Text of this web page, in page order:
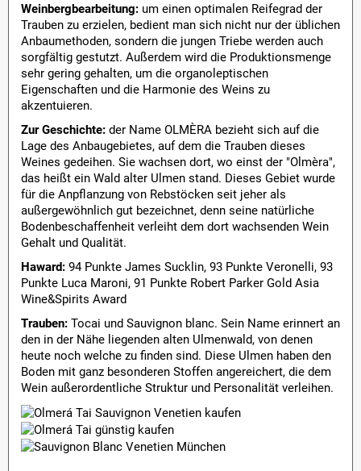
Weinbergbearbeitung: um einen optimalen Reifegrad der
Trauben zu erzielen, bedient man sich nicht nur der üblichen
Anbaumethoden, sondern die jungen Triebe werden auch
sorgfältig gestutzt. Außerdem wird die Produktionsmenge
sehr gering gehalten, um die organoleptischen
Eigenschaften und die Harmonie des Weins zu
akzentuieren.
Zur Geschichte: der Name OLMÈRA bezieht sich auf die
Lage des Anbaugebietes, auf dem die Trauben dieses
Weines gedeihen. Sie wachsen dort, wo einst der "Olmèra",
das heißt ein Wald alter Ulmen stand. Dieses Gebiet wurde
für die Anpflanzung von Rebstöcken seit jeher als
außergewöhnlich gut bezeichnet, denn seine natürliche
Bodenbeschaffenheit verleiht dem dort wachsenden Wein
Gehalt und Qualität.
Haward: 94 Punkte James Sucklin, 93 Punkte Veronelli, 93
Punkte Luca Maroni, 91 Punkte Robert Parker Gold Asia
Wine&Spirits Award
Trauben: Tocai und Sauvignon blanc. Sein Name erinnert an
den in der Nähe liegenden alten Ulmenwald, von denen
heute noch welche zu finden sind. Diese Ulmen haben den
Boden mit ganz besonderen Stoffen angereichert, die dem
Wein außerordentliche Struktur und Personalität verleihen.